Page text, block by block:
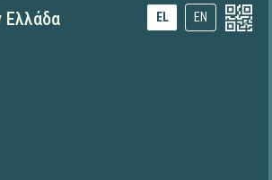
Ελλάδα EL EN